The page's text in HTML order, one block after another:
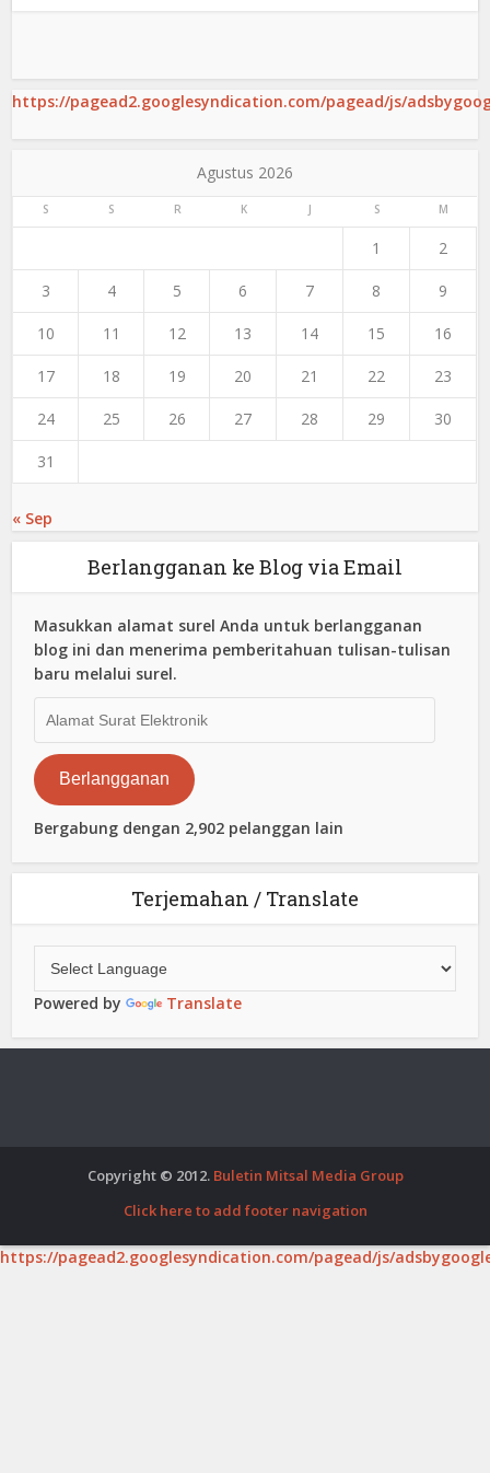
https://pagead2.googlesyndication.com/pagead/js/
Agustus 2026
S S R K J S M
1 2
3 4 5 6 7 8 9
10 11 12 13 14 15 16
17 18 19 20 21 22 23
24 25 26 27 28 29 30
31
« Sep
Berlangganan ke Blog via Email
Masukkan alamat surel Anda untuk berlangganan
blog ini dan menerima pemberitahuan tulisan-tulisan
baru melalui surel.
Surat
Elektronik
Berlangganan
Bergabung dengan 2,902 pelanggan lain
Terjemahan / Translate
Powered by Translate
Copyright © 2012. Buletin Mitsal Media Group
Click here to add footer navigation
https://pagead2.googlesyndication.com/pagead/js/